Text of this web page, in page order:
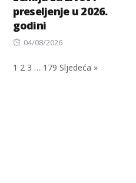
preseljenje u 2026.
godini
Posted
04/08/2026
1 2 3 … 179 Sljedeća »